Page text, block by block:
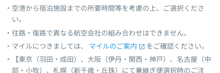
空港から宿泊施設までの所要時間等を考慮の上、ご選択くださ
い。
往路・復路で異なる航空会社の組み合わせはできません。
マイルにつきましては、
マイルのご案内
をご確認ください。
【東京（羽田・成田）、大阪（伊丹・関西・神戸）、名古屋（中
部・小牧）、札幌（新千歳・丘珠）にて乗継ぎ便選択時のご注